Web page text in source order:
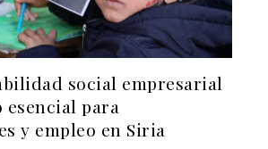
social empresarial
esencial para
y empleo en Siria